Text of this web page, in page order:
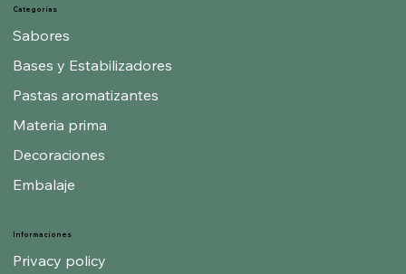
Informaciones
Privacy policy
Categorías
Sabores
Bases y Estabilizadores
Pastas aromatizantes
Materia prima
Decoraciones
Embalaje